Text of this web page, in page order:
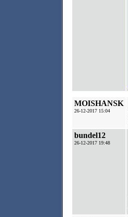
MOISHANSK
26-12-2017 15:04
bundel12
26-12-2017 19:48